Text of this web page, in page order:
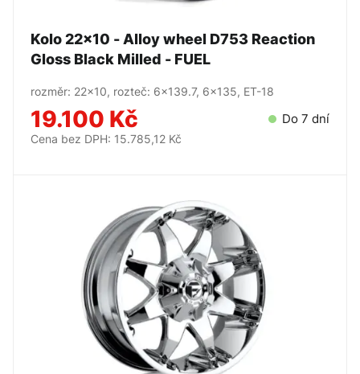
Kolo 22x10 - Alloy wheel D753 Reaction
rozměr: 22x10, rozteč: 6x139.7, 6x135, ET-18
19.100 Kč Do 7 dní
Cena bez DPH: 15.785,12 Kč